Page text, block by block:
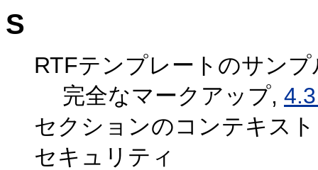
S
RTFテンプレートのサンプ
完全なマークアップ,
セクションのコンテキス
セキュリティ